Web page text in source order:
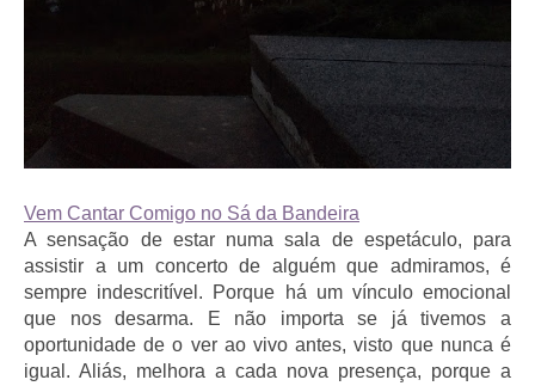
Vem Cantar Comigo no Sá da Bandeira
A sensação de estar numa sala de espetáculo, para
assistir a um concerto de alguém que admiramos, é
sempre indescritível. Porque há um vínculo emocional
que nos desarma. E não importa se já tivemos a
oportunidade de o ver ao vivo antes, visto que nunca é
igual. Aliás, melhora a cada nova presença, porque a